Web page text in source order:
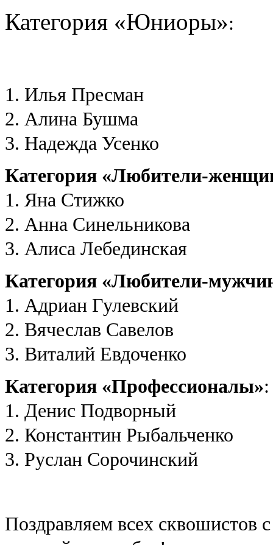
Категория «Юниоры»:
1. Илья Пресман
2. Алина Бушма
3. Надежда Усенко
Категория «Любители-
1. Яна Стижко
2. Анна Синельникова
3. Алиса Лебединская
Категория «Любители-
1. Адриан Гулевский
2. Вячеслав Савелов
3. Виталий Евдоченко
Категория «Профессионалы»:
1. Денис Подворный
2. Константин Рыбальченко
3. Руслан Сорочинский
Поздравляем всех сквошистов